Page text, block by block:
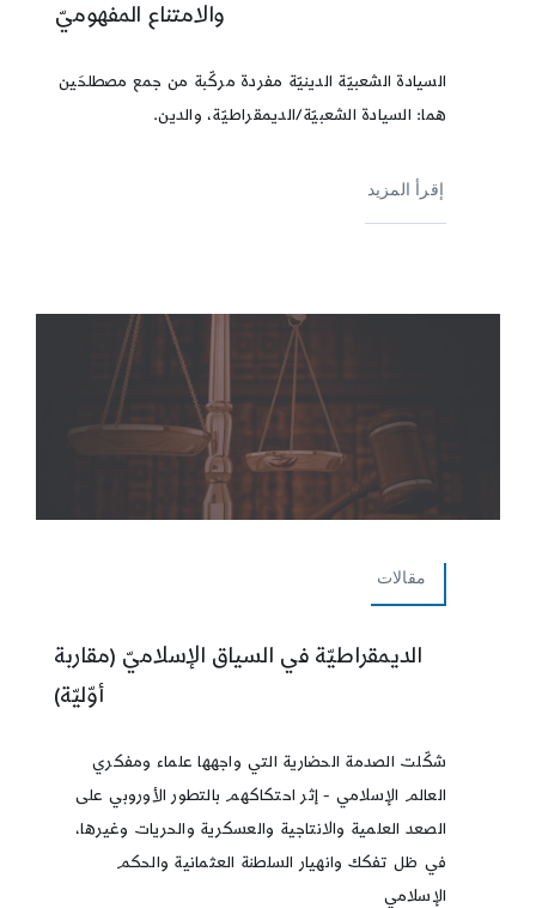
والامتناع المفهوميّ
السيادة الشعبيّة الدينيّة مفردة مركّبة من جمع مصطلحَين
هما: السيادة الشعبيّة/الديمقراطيّة، والدين.
إقرأ المزيد
مقالات
الديمقراطيّة في السياق الإسلاميّ (مقاربة
أوّليّة)
شكّلت الصدمة الحضارية التي واجهها علماء ومفكري
العالم الإسلامي - إثر احتكاكهم بالتطور الأوروبي على
الصعد العلمية والانتاجية والعسكرية والحريات وغيرها،
في ظل تفكك وانهيار السلطنة العثمانية والحكم
الإسلامي